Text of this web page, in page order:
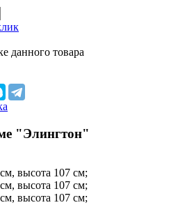
данного товара
"Элингтон"
высота 107 см;
высота 107 см;
высота 107 см;